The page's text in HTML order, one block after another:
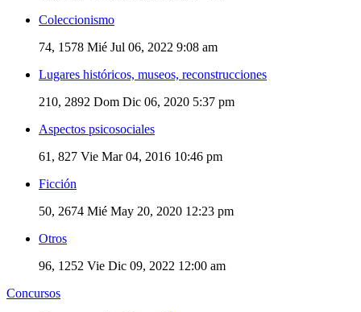
Coleccionismo
74, 1578 Mié Jul 06, 2022 9:08 am
Lugares históricos, museos, reconstrucciones
210, 2892 Dom Dic 06, 2020 5:37 pm
Aspectos psicosociales
61, 827 Vie Mar 04, 2016 10:46 pm
Ficción
50, 2674 Mié May 20, 2020 12:23 pm
Otros
96, 1252 Vie Dic 09, 2022 12:00 am
Concursos